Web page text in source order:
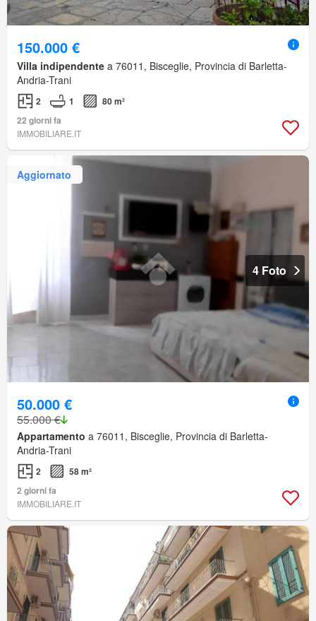
150.000 €
Villa indipendente a 76011, Bisceglie, Provincia di Barletta-
Andria-Trani
2 1
80 m²
22 giorni fa
IMMOBILIARE.IT
Aggiornato
4 Foto
50.000 €
55.000 €
Appartamento a 76011, Bisceglie, Provincia di Barletta-
Andria-Trani
2
58 m²
2 giorni fa
IMMOBILIARE.IT